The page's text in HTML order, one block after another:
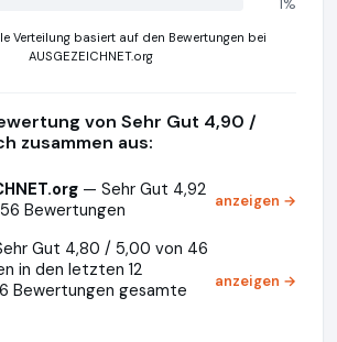
1%
Verteilung basiert auf den Bewertungen bei
AUSGEZEICHNET.org
von Sehr Gut 4,90 /
zusammen aus:
— Sehr Gut 4,92
Bewertungen
anzeigen →
Gut 4,80 / 5,00 von 46
in den letzten 12
Bewertungen gesamte
anzeigen →